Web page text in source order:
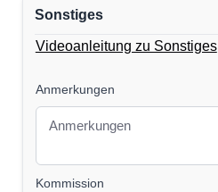
Sonstiges
Videoanleitung zu Sonstiges
Anmerkungen
Kommission